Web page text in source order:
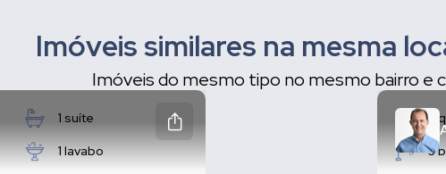
Imóveis similares na mesma
Imóveis do mesmo tipo no mesmo bairro e
1 suíte
1 lavabo
3
3